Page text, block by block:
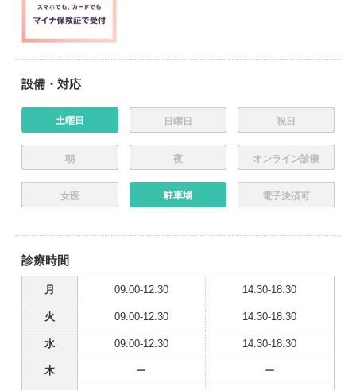
設備・対応
土曜日 日曜日 祝日
朝 夜 オンライン診療
女医 駐車場 電子決済可
診療時間
月 09:00-12:30 14:30-18:30
火 09:00-12:30 14:30-18:30
水 09:00-12:30 14:30-18:30
木 ー ー